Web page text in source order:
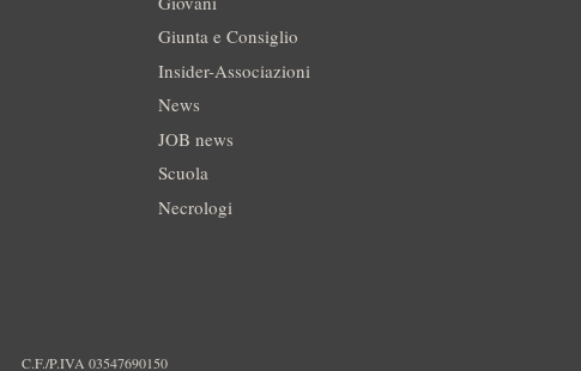
Giunta e Consiglio
Insider-Associazioni
News
JOB news
Scuola
Necrologi
C.F./P.IVA 03547690150